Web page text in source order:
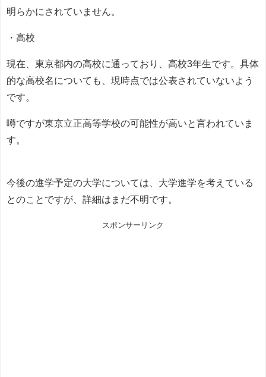
明らかにされていません。
・高校
現在、東京都内の高校に通っており、高校3年生です。具体
的な高校名についても、現時点では公表されていないよう
です。
噂ですが東京立正高等学校の可能性が高いと言われていま
す。
今後の進学予定の大学については、大学進学を考えている
とのことですが、詳細はまだ不明です。
スポンサーリンク